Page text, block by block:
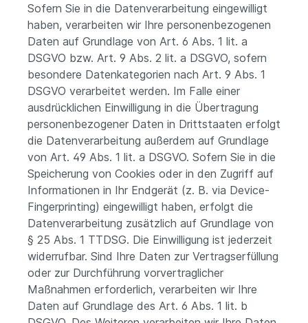
Sofern Sie in die Datenverarbeitung eingewilligt
haben, verarbeiten wir Ihre personenbezogenen
Daten auf Grundlage von Art. 6 Abs. 1 lit. a
DSGVO bzw. Art. 9 Abs. 2 lit. a DSGVO, sofern
besondere Datenkategorien nach Art. 9 Abs. 1
DSGVO verarbeitet werden. Im Falle einer
ausdrücklichen Einwilligung in die Übertragung
personenbezogener Daten in Drittstaaten erfolgt
die Datenverarbeitung außerdem auf Grundlage
von Art. 49 Abs. 1 lit. a DSGVO. Sofern Sie in die
Speicherung von Cookies oder in den Zugriff auf
Informationen in Ihr Endgerät (z. B. via Device-
Fingerprinting) eingewilligt haben, erfolgt die
Datenverarbeitung zusätzlich auf Grundlage von
§ 25 Abs. 1 TTDSG. Die Einwilligung ist jederzeit
widerrufbar. Sind Ihre Daten zur Vertragserfüllung
oder zur Durchführung vorvertraglicher
Maßnahmen erforderlich, verarbeiten wir Ihre
Daten auf Grundlage des Art. 6 Abs. 1 lit. b